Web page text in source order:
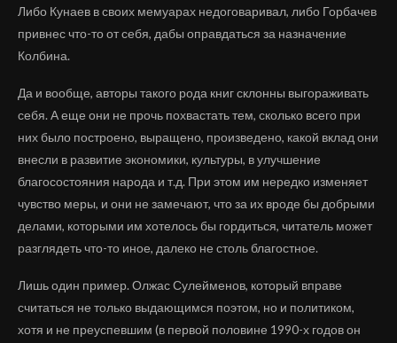
Либо Кунаев в своих мемуарах недоговаривал, либо Горбачев
привнес что-то от себя, дабы оправдаться за назначение
Колбина.
Да и вообще, авторы такого рода книг склонны выгораживать
себя. А еще они не прочь похвастать тем, сколько всего при
них было построено, выращено, произведено, какой вклад они
внесли в развитие экономики, культуры, в улучшение
благосостояния народа и т.д. При этом им нередко изменяет
чувство меры, и они не замечают, что за их вроде бы добрыми
делами, которыми им хотелось бы гордиться, читатель может
разглядеть что-то иное, далеко не столь благостное.
Лишь один пример. Олжас Сулейменов, который вправе
считаться не только выдающимся поэтом, но и политиком,
хотя и не преуспевшим (в первой половине 1990-х годов он